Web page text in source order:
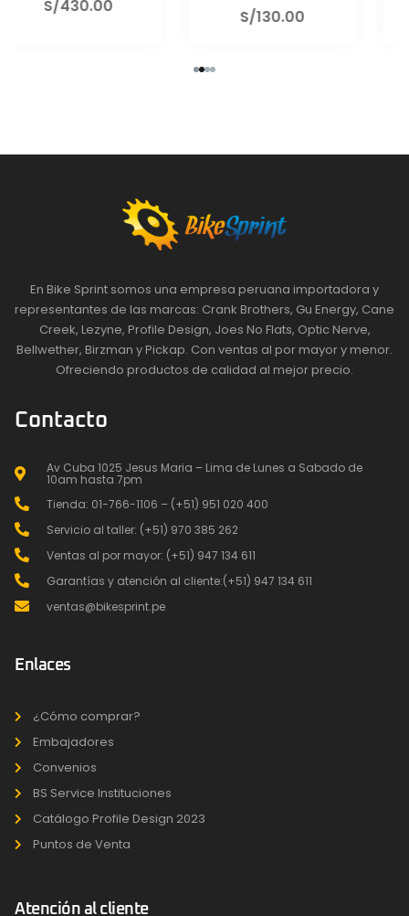
S/130.00 S/130.00
En Bike Sprint somos una empresa peruana importadora y
representantes de las marcas: Crank Brothers, Gu Energy, Cane
Creek, Lezyne, Profile Design, Joes No Flats, Optic Nerve,
Bellwether, Birzman y Pickap. Con ventas al por mayor y menor.
Ofreciendo productos de calidad al mejor precio.
Contacto
Av Cuba 1025 Jesus Maria – Lima de Lunes a Sabado de
10am hasta 7pm
Tienda: 01-766-1106 – (+51) 951 020 400
Servicio al taller: (+51) 970 385 262
Ventas al por mayor: (+51) 947 134 611
Garantías y atención al cliente:(+51) 947 134 611
ventas@bikesprint.pe
Enlaces
¿Cómo comprar?
Embajadores
Convenios
BS Service Instituciones
Catálogo Profile Design 2023
Puntos de Venta
Atención al cliente